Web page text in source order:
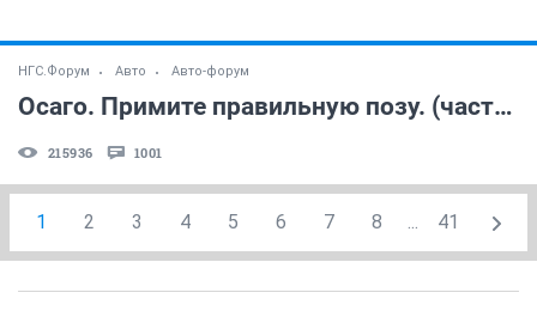
НГС.Форум Авто Авто-форум
Осаго. Примите правильную позу. (часть 4)
215936 1001
1 2 3 4 5 6 7 8 ... 41